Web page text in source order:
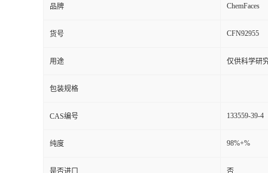
品牌 ChemFaces
货号 CFN92955
用途 仅供科学研
包装规格
CAS编号 133559-39-4
纯度 98%+%
是否进口 否